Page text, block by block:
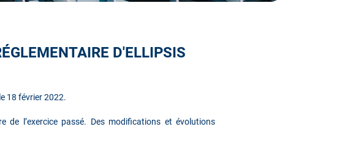
D'ELLIPSIS
18 février 2022.
l’exercice passé. Des modifications et évolutions